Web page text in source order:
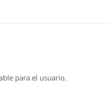
para el usuario.